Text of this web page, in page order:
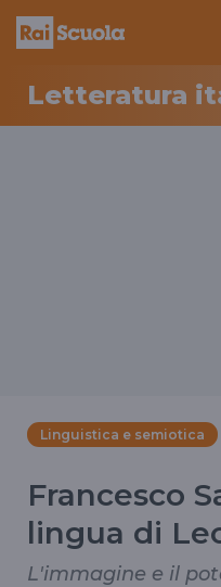
Letteratura
Linguistica e semiotica
Francesco
lingua di
L'immagine e il